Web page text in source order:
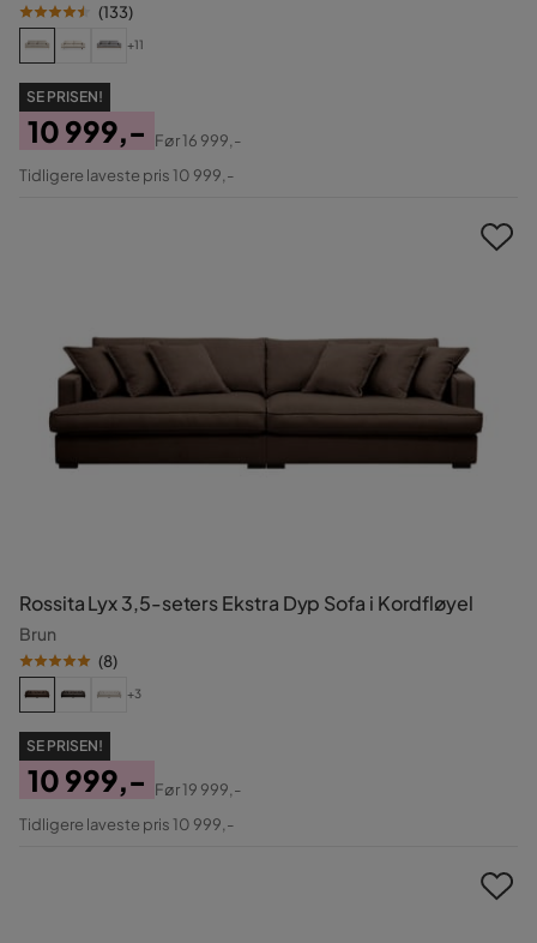
(133)
+11
SE PRISEN!
Pris
10 999,-
Original
Før16 999,-
Tidligere laveste pris 10 999,-
Rossita Lyx 3,5-seters Ekstra Dyp Sofa i Kordfløyel
Brun
(8)
+3
SE PRISEN!
Pris
10 999,-
Original
Før19 999,-
Tidligere laveste pris 10 999,-